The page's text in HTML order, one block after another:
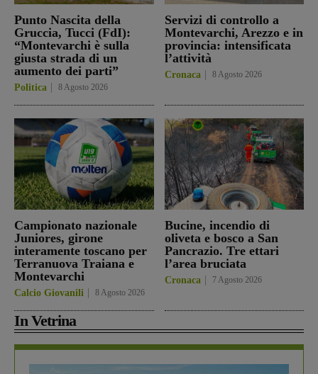
Punto Nascita della
Gruccia, Tucci (FdI):
“Montevarchi è sulla
giusta strada di un
aumento dei parti”
Politica 8 Agosto 2026
Servizi di controllo a
Montevarchi, Arezzo e in
provincia: intensificata
l’attività
Cronaca 8 Agosto 2026
Campionato nazionale
Juniores, girone
interamente toscano per
Terranuova Traiana e
Montevarchi
Calcio Giovanili 8 Agosto 2026
Bucine, incendio di
oliveta e bosco a San
Pancrazio. Tre ettari
l’area bruciata
Cronaca 7 Agosto 2026
In Vetrina